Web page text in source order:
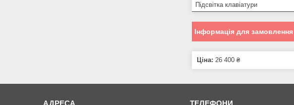
Підсвітка клавіатури
Інформація для замовлення
Ціна: 26 400 ₴